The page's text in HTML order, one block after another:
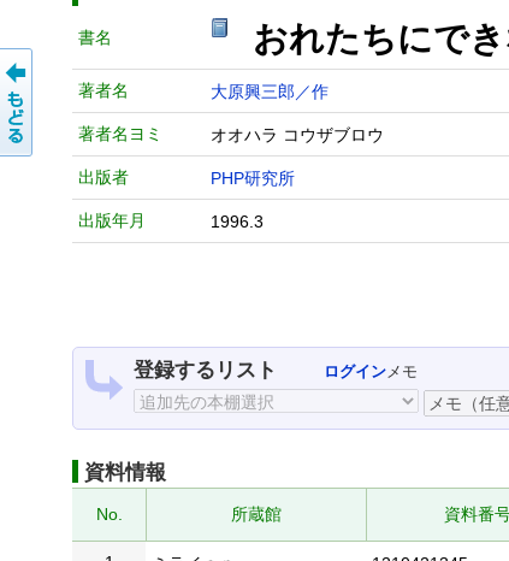
書名 おれたちにで
著者名 大原興三郎／作
著者名ヨミ オオハラ コウザブロウ
出版者 PHP研究所
出版年月 1996.3
登録するリスト ログインメモ
資料情報
No. 所蔵館 資料番